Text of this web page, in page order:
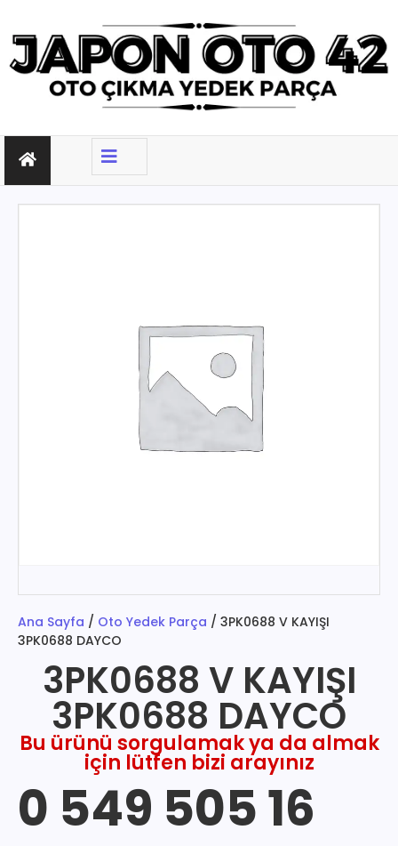
Ana Sayfa / Oto Yedek Parça / 3PK0688 V KAYIŞI
3PK0688 DAYCO
3PK0688 V KAYIŞI
3PK0688 DAYCO
Bu ürünü sorgulamak ya da almak
için lütfen bizi arayınız
0 549 505 16